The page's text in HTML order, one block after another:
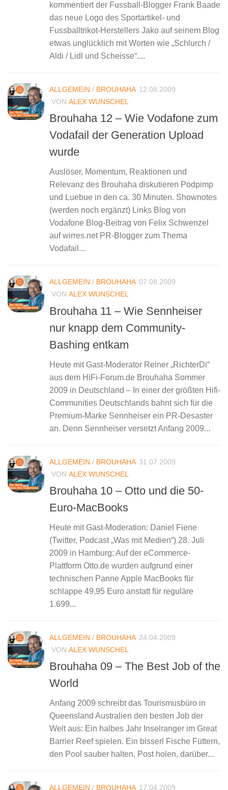
kommentiert der Fussball-Blogger Frank Baade
das neue Logo des Sportartikel- und
Fussballtrikot-Herstellers Jako auf seinem Blog
etwas unglücklich mit Worten wie „Schlurch /
Aldi / Lidl und Scheisse“....
ALLGEMEIN / BROUHAHA 12.08.2009
VON ALEX WUNSCHEL
Brouhaha 12 – Wie Vodafone zum
Vodafail der Generation Upload
wurde
Auslöser, Momentum, Reaktionen und
Relevanz des Brouhaha diskutieren Podpimp
und Luebue in den ca. 30 Minuten. Shownotes
(werden noch ergänzt) Links Blog von
Vodafone Blog-Beitrag von Felix Schwenzel
auf wirres.net PR-Blogger zum Thema
Vodafail...
ALLGEMEIN / BROUHAHA 07.08.2009
VON ALEX WUNSCHEL
Brouhaha 11 – Wie Sennheiser
nur knapp dem Community-
Bashing entkam
Heute mit Gast-Moderator Reiner „RichterDi“
aus dem HiFi-Forum.de Brouhaha Sommer
2009 in Deutschland – In einer der größten Hifi-
Communities Deutschlands bahnt sich für die
Premium-Marke Sennheiser ein PR-Desaster
an. Denn Sennheiser versetzt Anfang 2009...
ALLGEMEIN / BROUHAHA 31.07.2009
VON ALEX WUNSCHEL
Brouhaha 10 – Otto und die 50-
Euro-MacBooks
Heute mit Gast-Moderation: Daniel Fiene
(Twitter, Podcast „Was mit Medien“) 28. Juli
2009 in Hamburg: Auf der eCommerce-
Plattform Otto.de wurden aufgrund einer
technischen Panne Apple MacBooks für
schlappe 49,95 Euro anstatt für reguläre
1.699...
ALLGEMEIN / BROUHAHA 24.04.2009
VON ALEX WUNSCHEL
Brouhaha 09 – The Best Job of the
World
Anfang 2009 schreibt das Tourismusbüro in
Queensland Australien den besten Job der
Welt aus: Ein halbes Jahr Inselranger im Great
Barrier Reef spielen. Ein bisserl Fische Füttern,
den Pool sauber halten, Post holen, darüber...
ALLGEMEIN / BROUHAHA 17.04.2009